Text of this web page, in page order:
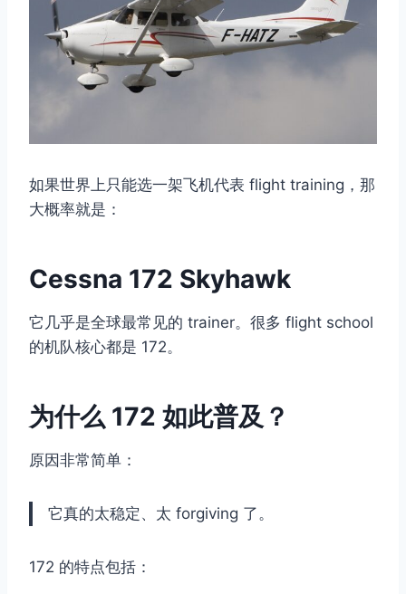
如果世界上只能选一架飞机代表 flight training，那
大概率就是：
Cessna 172 Skyhawk
它几乎是全球最常见的 trainer。很多 flight school
的机队核心都是 172。
为什么 172 如此普及？
原因非常简单：
它真的太稳定、太 forgiving 了。
172 的特点包括：